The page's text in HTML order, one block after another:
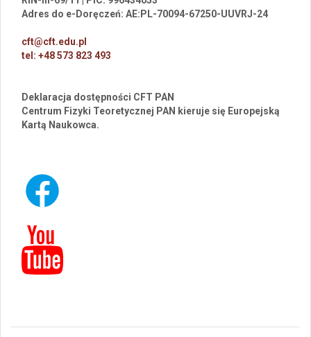
Adres do e-Doręczeń: AE:PL-70094-67250-UUVRJ-24
cft@cft.edu.pl
tel: +48 573 823 493
Deklaracja dostępności CFT PAN
Centrum Fizyki Teoretycznej PAN kieruje się Europejską
Kartą Naukowca.